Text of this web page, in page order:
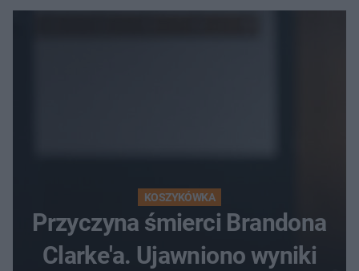
KOSZYKÓWKA
Przyczyna śmierci Brandona
Clarke'a. Ujawniono wyniki